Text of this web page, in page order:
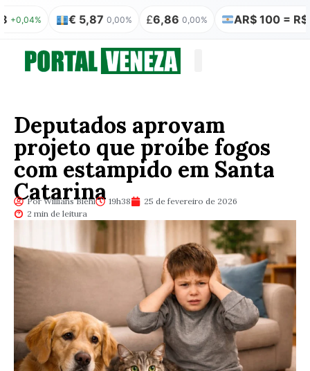
€ 5,87 0,00% £6,86 0,00% AR$ 100 = R$ 0,31
Deputados aprovam
projeto que proíbe fogos
com estampido em Santa
Catarina
Por Willians Biehl 19h38
25 de fevereiro de 2026
2 min de leitura